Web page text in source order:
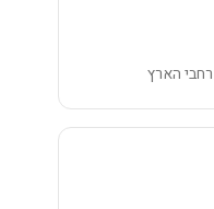
הארץ